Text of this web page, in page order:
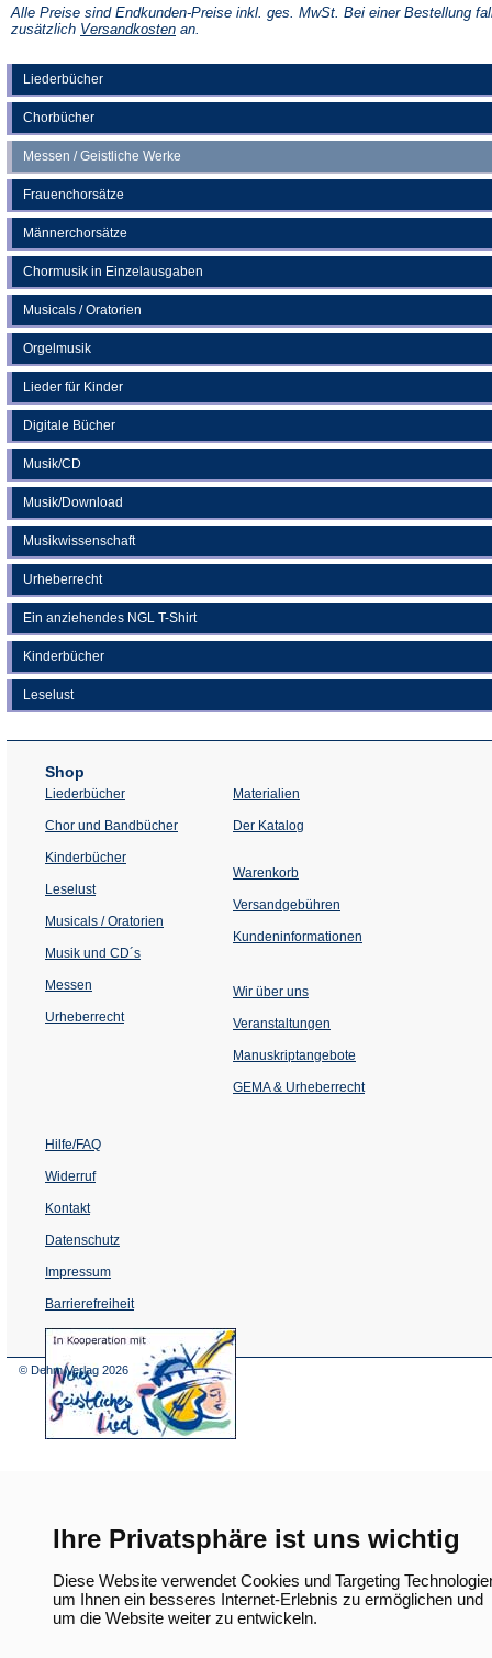
Ihre Privatsphäre ist uns wichtig
Diese Website verwendet Cookies und Targeting
um Ihnen ein besseres Internet-Erlebnis zu ermöglichen und
um die Website weiter zu entwickeln.
Liederbücher
Chorbücher
Messen / Geistliche Werke
Frauenchorsätze
Männerchorsätze
Chormusik in Einzelausgaben
Musicals / Oratorien
Orgelmusik
Lieder für Kinder
Digitale Bücher
Musik/CD
Musik/Download
Musikwissenschaft
Urheberrecht
Ein anziehendes NGL T-Shirt
Kinderbücher
Leselust
einem
neuen
Alle Preise sind Endkunden-Preise inkl. ges. MwSt. Bei einer Bestellung
zusätzlich Versandkosten(Öffnet
an.
Shop
Liederbücher
Chor und Bandbücher
Kinderbücher
Leselust
Musicals / Oratorien
Musik und CD´s
Messen
Urheberrecht
Materialien
Der Katalog
Warenkorb
Versandgebühren
Kundeninformationen
Wir über uns
Veranstaltungen
einem
Tab)
Manuskriptangebote
GEMA & Urheberrecht
Hilfe/FAQ
Widerruf
Kontakt
Datenschutz
Impressum
Barrierefreiheit
(Öffnet
in
© Dehm Verlag 2026